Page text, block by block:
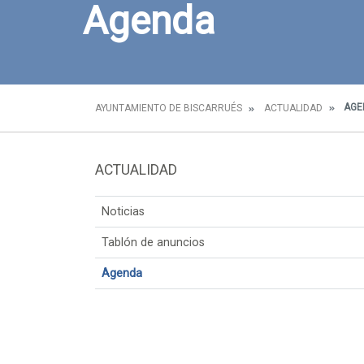
Agenda
AYUNTAMIENTO DE BISCARRUÉS ACTUALIDAD
ACTUALIDAD
Noticias
Tablón de anuncios
Agenda